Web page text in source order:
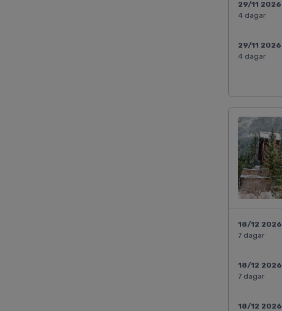
29/11 2026
4 dagar
29/11 2026
4 dagar
18/12 2026
7 dagar
18/12 2026
7 dagar
18/12 2026